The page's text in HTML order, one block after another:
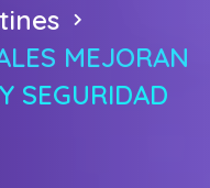
MEJORAN
SEGURIDAD